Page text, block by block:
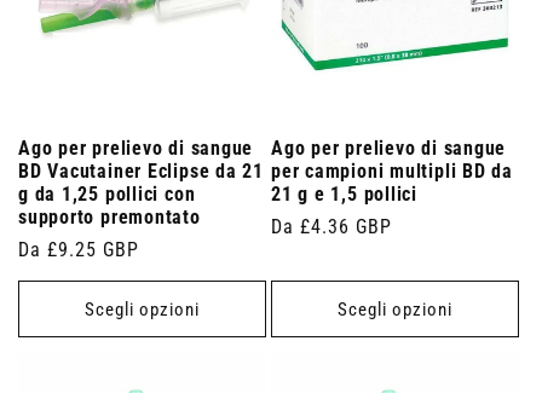
Ago per prelievo di sangue
BD Vacutainer Eclipse da 21
g da 1,25 pollici con
supporto premontato
Prezzo
di
Da £9.25 GBP
Scegli opzioni
Ago per prelievo di sangue
per campioni multipli BD da
21 g e 1,5 pollici
Prezzo
listino
Da £4.36 GBP
Scegli opzioni